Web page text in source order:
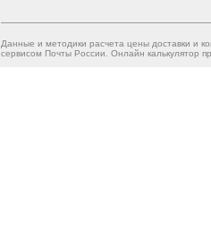
Данные и методики расчета цены доставки и
сервисом Почты России. Онлайн калькулятор